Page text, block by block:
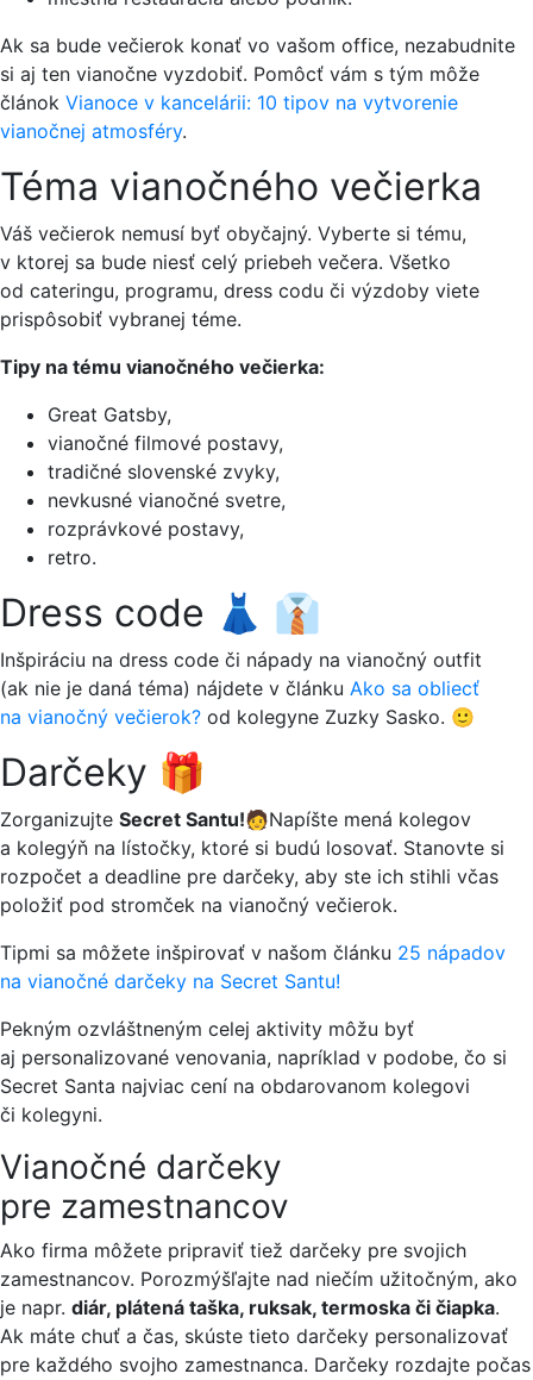
Ak sa bude večierok konať vo vašom office, nezabudnite
si aj ten vianočne vyzdobiť. Pomôcť vám s tým môže
článok Vianoce v kancelárii: 10 tipov na vytvorenie
vianočnej atmosféry.
Téma vianočného večierka
Váš večierok nemusí byť obyčajný. Vyberte si tému,
v ktorej sa bude niesť celý priebeh večera. Všetko
od cateringu, programu, dress codu či výzdoby viete
prispôsobiť vybranej téme.
Tipy na tému vianočného večierka:
Great Gatsby,
vianočné filmové postavy,
tradičné slovenské zvyky,
nevkusné vianočné svetre,
rozprávkové postavy,
retro.
Dress code 👗 👔
Inšpiráciu na dress code či nápady na vianočný outfit
(ak nie je daná téma) nájdete v článku Ako sa obliecť
na vianočný večierok? od kolegyne Zuzky Sasko. 🙂
Darčeky 🎁
Zorganizujte Secret Santu!🧑‍Napíšte mená kolegov
a kolegýň na lístočky, ktoré si budú losovať. Stanovte si
rozpočet a deadline pre darčeky, aby ste ich stihli včas
položiť pod stromček na vianočný večierok.
Tipmi sa môžete inšpirovať v našom článku 25 nápadov
na vianočné darčeky na Secret Santu!
Pekným ozvláštneným celej aktivity môžu byť
aj personalizované venovania, napríklad v podobe, čo si
Secret Santa najviac cení na obdarovanom kolegovi
či kolegyni.
Vianočné darčeky
pre zamestnancov
Ako firma môžete pripraviť tiež darčeky pre svojich
zamestnancov. Porozmýšľajte nad niečím užitočným, ako
je napr. diár, plátená taška, ruksak, termoska či čiapka.
Ak máte chuť a čas, skúste tieto darčeky personalizovať
pre každého svojho zamestnanca. Darčeky rozdajte počas